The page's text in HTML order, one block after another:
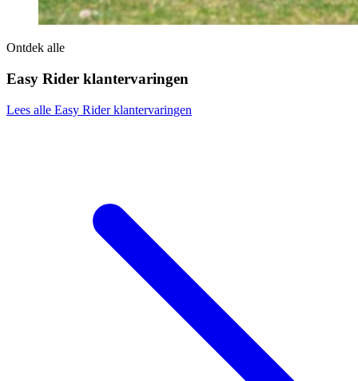
Ontdek alle
Easy Rider klantervaringen
Lees alle Easy Rider klantervaringen